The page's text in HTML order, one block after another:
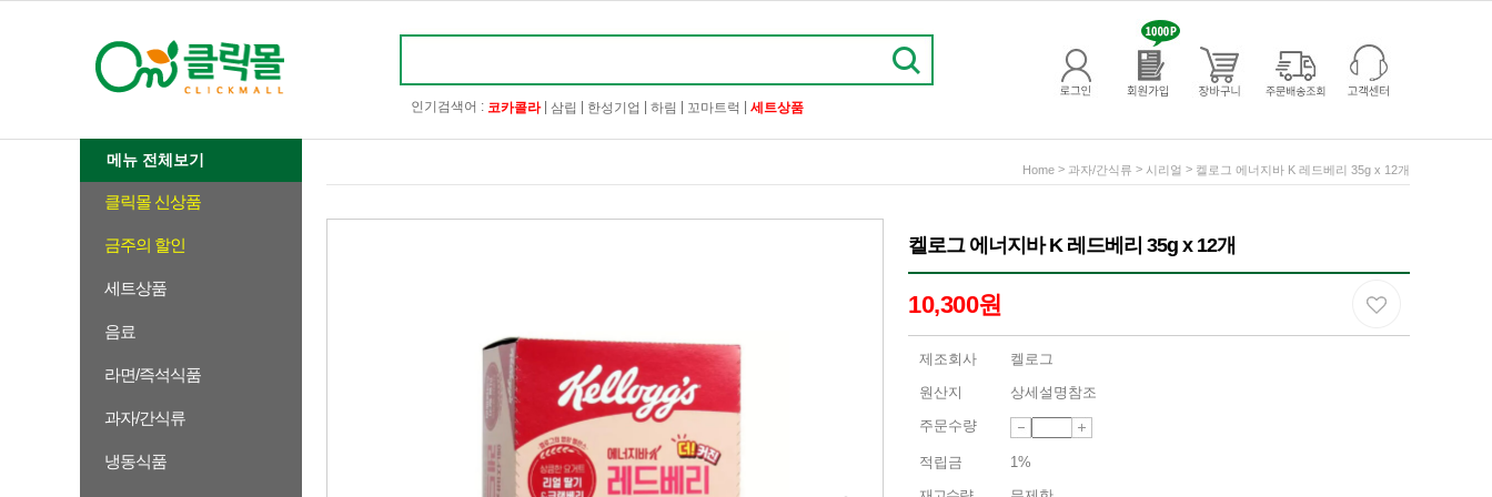
인기검색어 : 코카콜라| 삼립 한성기업 하림 꼬마트럭 세트상품
메뉴 전체보기
클릭몰 신상품
금주의 할인
세트상품
음료
라면/즉석식품
과자/간식류
냉동식품
Home > 과자/간식류 > 시리얼 > 켈로그 에너지바 K 레드베리 35g x 12개
켈로그 에너지바 K 레드베리 35g x 12개
10,300원
제조회사
켈로그
원산지
상세설명참조
주문수량
적립금
1%